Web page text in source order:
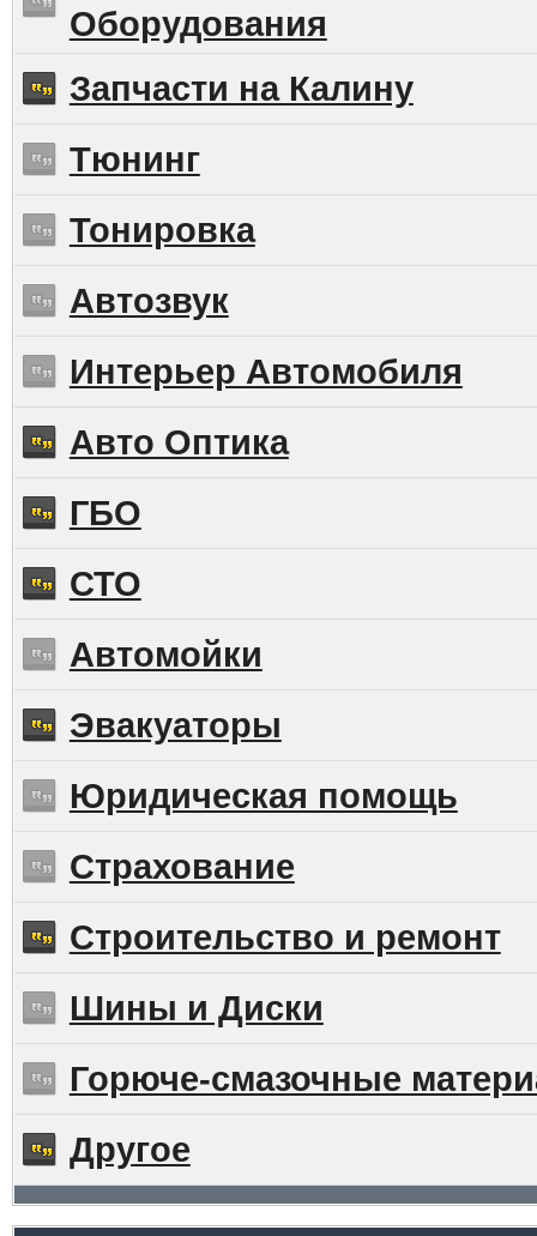
Оборудования
Запчасти на Калину
Тюнинг
Тонировка
Автозвук
Интерьер Автомобиля
Авто Оптика
ГБО
СТО
Автомойки
Эвакуаторы
Юридическая помощь
Страхование
Строительство и ремонт
Шины и Диски
Горюче-смазочные
Другое